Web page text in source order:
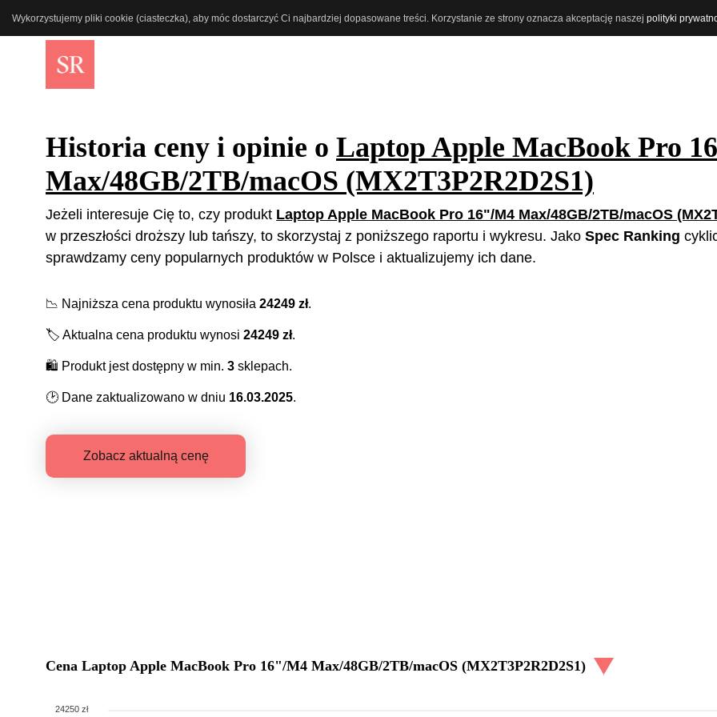
Wykorzystujemy pliki cookie (ciasteczka), aby móc dostarczyć Ci najbardziej dopasowane treści. Korzystanie ze strony oznacza akceptację naszej polityki
Historia ceny i opinie o Laptop Apple MacBook Pro
Max/48GB/2TB/macOS (MX2T3P2R2D2S1)
Jeżeli interesuje Cię to, czy produkt Laptop Apple MacBook Pro 16"/M4 Max/48GB/2TB/macOS
w przeszłości droższy lub tańszy, to skorzystaj z poniższego raportu i wykresu. Jako Spec Ranking
sprawdzamy ceny popularnych produktów w Polsce i aktualizujemy ich dane.
📉 Najniższa cena produktu wynosiła 24249 zł.
🏷️ Aktualna cena produktu wynosi 24249 zł.
🛍️ Produkt jest dostępny w min. 3 sklepach.
🕑 Dane zaktualizowano w dniu 16.03.2025.
Zobacz aktualną cenę
Cena Laptop Apple MacBook Pro 16"/M4 Max/48GB/2TB/macOS (MX2T3P2R2D2S1)
24250 zł